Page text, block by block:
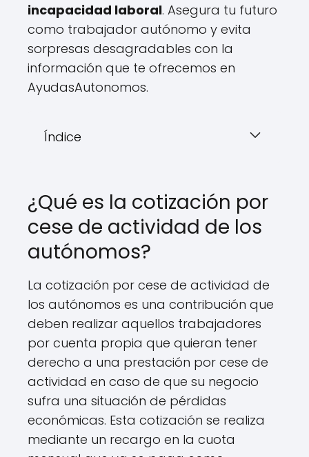
incapacidad laboral. Asegura tu futuro
como trabajador autónomo y evita
sorpresas desagradables con la
información que te ofrecemos en
AyudasAutonomos.
Índice
¿Qué es la cotización por
cese de actividad de los
autónomos?
La cotización por cese de actividad de
los autónomos es una contribución que
deben realizar aquellos trabajadores
por cuenta propia que quieran tener
derecho a una prestación por cese de
actividad en caso de que su negocio
sufra una situación de pérdidas
económicas. Esta cotización se realiza
mediante un recargo en la cuota